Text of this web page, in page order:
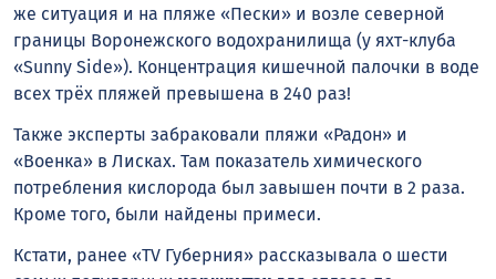
же ситуация и на пляже «Пески» и возле северной
границы Воронежского водохранилища (у яхт-клуба
«Sunny Side»). Концентрация кишечной палочки в воде
всех трёх пляжей превышена в 240 раз!
Также эксперты забраковали пляжи «Радон» и
«Военка» в Лисках. Там показатель химического
потребления кислорода был завышен почти в 2 раза.
Кроме того, были найдены примеси.
Кстати, ранее «TV Губерния» рассказывала о шести